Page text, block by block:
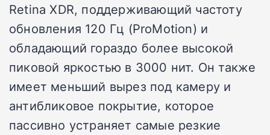
Retina XDR, поддерживающий частоту
обновления 120 Гц (ProMotion) и
обладающий гораздо более высокой
пиковой яркостью в 3000 нит. Он также
имеет меньший вырез под камеру и
антибликовое покрытие, которое
пассивно устраняет самые резкие